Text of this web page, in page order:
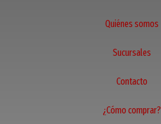
Quiénes somos
Sucursales
Contacto
¿Cómo comprar?